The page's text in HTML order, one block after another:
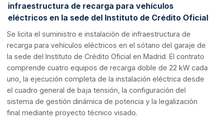
infraestructura de recarga para vehículos
eléctricos en la sede del Instituto de Crédito Oficial
Se licita el suministro e instalación de infraestructura de
recarga para vehículos eléctricos en el sótano del garaje de
la sede del Instituto de Crédito Oficial en Madrid. El contrato
comprende cuatro equipos de recarga doble de 22 kW cada
uno, la ejecución completa de la instalación eléctrica desde
el cuadro general de baja tensión, la configuración del
sistema de gestión dinámica de potencia y la legalización
final mediante proyecto técnico visado.